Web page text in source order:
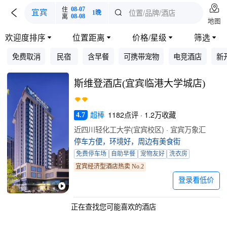
 宜宾 住 08-07
离 08-08 1晚  位置/品牌/酒店 
地图
欢迎度排序  位置距离  价格/星级  筛选 
免费取消 民宿 含早餐 可携带宠物 电竞酒店 新
斯维登酒店(宜宾临港大学城店)
4.7 超棒 1182点评 · 1.2万收藏
近四川轻化工大学(宜宾校区) · 宜宾万象汇
停车方便，环境好，周边有美食街
免费停车场 自助早餐 宠物友好
洗衣房
宜宾经济型酒店热卖 No.2
登录看低价
正在查找您可能喜欢的酒店